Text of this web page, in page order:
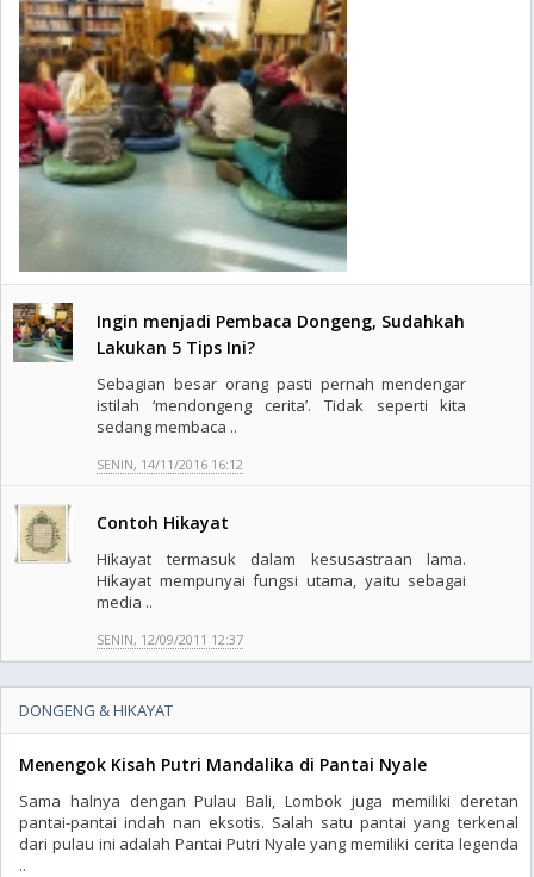
Ingin menjadi Pembaca Dongeng, Sudahkah
Lakukan 5 Tips Ini?
Sebagian besar orang pasti pernah mendengar
istilah ‘mendongeng cerita’. Tidak seperti kita
sedang membaca ..
SENIN, 14/11/2016 16:12
Contoh Hikayat
Hikayat termasuk dalam kesusastraan lama.
Hikayat mempunyai fungsi utama, yaitu sebagai
media ..
SENIN, 12/09/2011 12:37
DONGENG & HIKAYAT
Menengok Kisah Putri Mandalika di Pantai Nyale
Sama halnya dengan Pulau Bali, Lombok juga memiliki deretan
pantai-pantai indah nan eksotis. Salah satu pantai yang terkenal
dari pulau ini adalah Pantai Putri Nyale yang memiliki cerita legenda
..